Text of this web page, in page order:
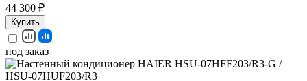
44 300 ₽
Купить
под заказ